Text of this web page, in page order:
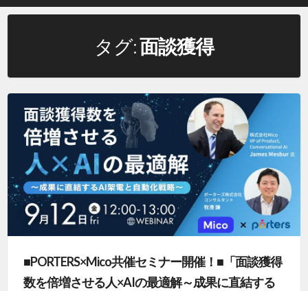
ッ
タグ:面談獲得
■PORTERS×Mico共催セミナー開催！■「面談獲得
数を倍増させる人×AIの最適解～成果に直結する